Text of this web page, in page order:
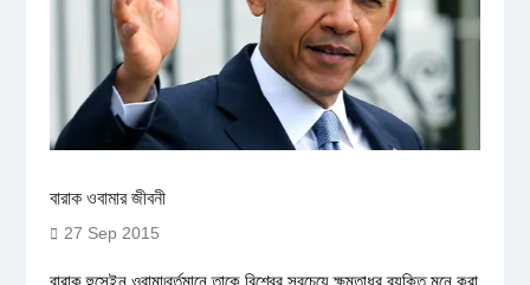
বারাক ওবামার জীবনী
27 Sep 2015
বারাক হুসেইন ওবামা৷বর্তমানে তাকে বিশ্বের সবচেয়ে ক্ষমতাধর ব্যক্তি মনে করা